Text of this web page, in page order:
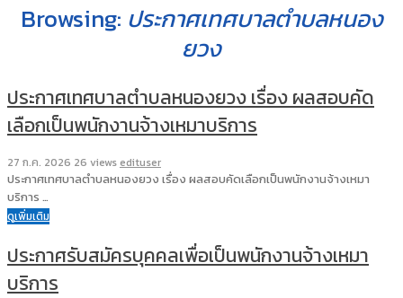
Browsing: ประกาศเทศบาลตำบลหนอง
ยวง
ประกาศเทศบาลตำบลหนองยวง เรื่อง ผลสอบคัด
เลือกเป็นพนักงานจ้างเหมาบริการ
27 ก.ค. 2026 26 views edituser
ประกาศเทศบาลตำบลหนองยวง เรื่อง ผลสอบคัดเลือกเป็นพนักงานจ้างเหมา
บริการ …
ดูเพิ่มเติม
ประกาศรับสมัครบุคคลเพื่อเป็นพนักงานจ้างเหมา
บริการ